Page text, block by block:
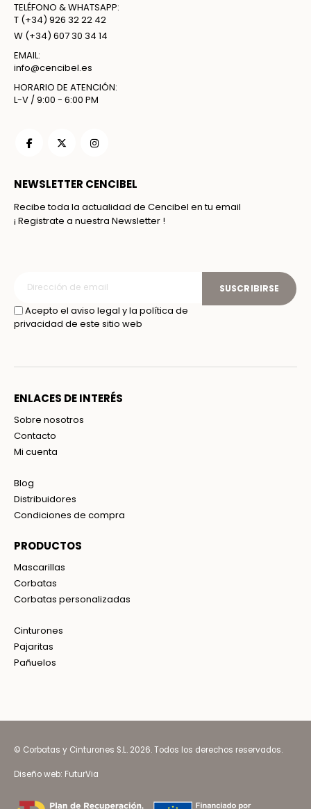
TELÉFONO & WHATSAPP:
T (+34) 926 32 22 42
W (+34) 607 30 34 14
EMAIL:
info@cencibel.es
HORARIO DE ATENCIÓN:
L-V / 9:00 - 6:00 PM
NEWSLETTER CENCIBEL
Recibe toda la actualidad de Cencibel en tu email
¡ Registrate a nuestra Newsletter !
Acepto el aviso legal y la política de
privacidad de este sitio web
SUSCRIBIRSE
ENLACES DE INTERÉS
Sobre nosotros
Contacto
Mi cuenta
Blog
Distribuidores
Condiciones de compra
PRODUCTOS
Mascarillas
Corbatas
Corbatas personalizadas
Cinturones
Pajaritas
Pañuelos
© Corbatas y Cinturones S.L. 2026. Todos los derechos reservados.
Diseño web: FuturVia